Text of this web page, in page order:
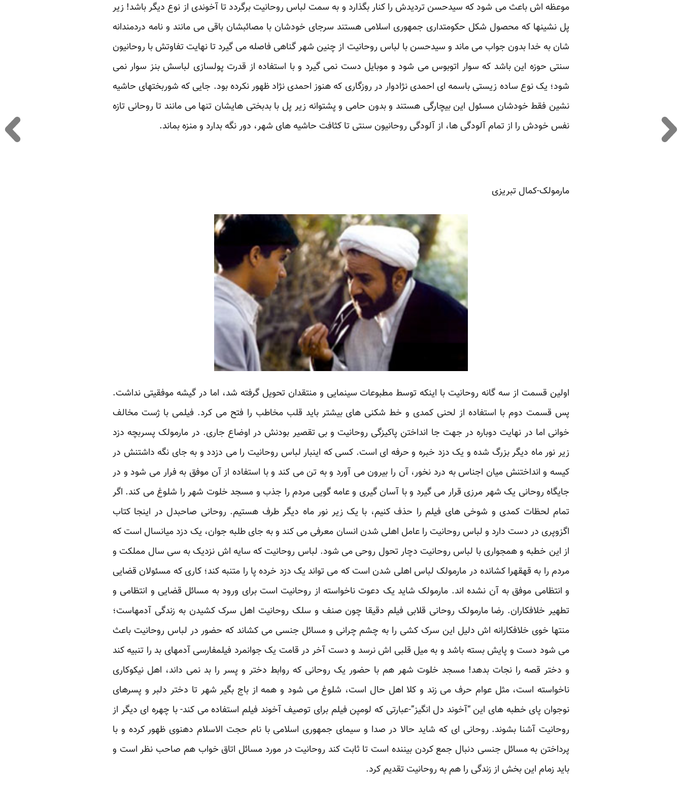
موعظه اش باعث می شود که سیدحسن تردیدش را کنار بگذارد و به سمت لباس روحانیت برگردد تا آخوندی از نوع دیگر باشد! زیر
پل نشینها که محصول شکل حکومتداری جمهوری اسلامی هستند سرجای خودشان با مصائبشان باقی می مانند و نامه دردمندانه
شان به خدا بدون جواب می ماند و سیدحسن با لباس روحانیت از چنین شهر گناهی فاصله می گیرد تا نهایت تفاوتش با روحانیون
سنتی حوزه این باشد که سوار اتوبوس می شود و موبایل دست نمی گیرد و با استفاده از قدرت پولسازی لباسش بنز سوار نمی
شود؛ یک نوع ساده زیستی باسمه ای احمدی نژادوار در روزگاری که هنوز احمدی نژاد ظهور نکرده بود. جایی که شوربختهای حاشیه
نشین فقط خودشان مسئول این بیچارگی هستند و بدون حامی و پشتوانه زیر پل با بدبختی هایشان تنها می مانند تا روحانی تازه
نفس خودش را از تمام آلودگی ها، از آلودگی روحانیون سنتی تا کثافت حاشیه های شهر، دور نگه بدارد و منزه بماند.
مارمولک-کمال تبریزی
اولین قسمت از سه گانه روحانیت با اینکه توسط مطبوعات سینمایی و منتقدان تحویل گرفته شد، اما در گیشه موفقیتی نداشت.
پس قسمت دوم با استفاده از لحنی کمدی و خط شکنی های بیشتر باید قلب مخاطب را فتح می کرد. فیلمی با ژست مخالف
خوانی اما در نهایت دوباره در جهت جا انداختن پاکیزگی روحانیت و بی تقصیر بودنش در اوضاع جاری. در مارمولک پسربچه دزد
زیر نور ماه دیگر بزرگ شده و یک دزد خبره و حرفه ای است. کسی که اینبار لباس روحانیت را می دزدد و به جای نگه داشتنش در
کیسه و انداختنش میان اجناس به درد نخور، آن را بیرون می آورد و به تن می کند و با استفاده از آن موفق به فرار می شود و در
جایگاه روحانی یک شهر مرزی قرار می گیرد و با آسان گیری و عامه گویی مردم را جذب و مسجد خلوت شهر را شلوغ می کند. اگر
تمام لحظات کمدی و شوخی های فیلم را حذف کنیم، با یک زیر نور ماه دیگر طرف هستیم. روحانی صاحبدل در اینجا کتاب
اگزوپری در دست دارد و لباس روحانیت را عامل اهلی شدن انسان معرفی می کند و به جای طلبه جوان، یک دزد میانسال است که
از این خطبه و همجواری با لباس روحانیت دچار تحول روحی می شود. لباس روحانیت که سایه اش نزدیک به سی سال مملکت و
مردم را به قهقهرا کشانده در مارمولک لباس اهلی شدن است که می تواند یک دزد خرده پا را متنبه کند؛ کاری که مسئولان قضایی
و انتظامی موفق به آن نشده اند. مارمولک شاید یک دعوت ناخواسته از روحانیت است برای ورود به مسائل قضایی و انتظامی و
تطهیر خلافکاران. رضا مارمولک روحانی قلابی فیلم دقیقا چون صنف و سلک روحانیت اهل سرک کشیدن به زندگی آدمهاست؛
منتها خوی خلافکارانه اش دلیل این سرک کشی را به چشم چرانی و مسائل جنسی می کشاند که حضور در لباس روحانیت باعث
می شود دست و پایش بسته باشد و به میل قلبی اش نرسد و دست آخر در قامت یک جوانمرد فیلمفارسی آدمهای بد را تنبیه کند
و دختر قصه را نجات بدهد! مسجد خلوت شهر هم با حضور یک روحانی که روابط دختر و پسر را بد نمی داند، اهل نیکوکاری
ناخواسته است، مثل عوام حرف می زند و کلا اهل حال است، شلوغ می شود و همه از باج بگیر شهر تا دختر دلبر و پسرهای
نوجوان پای خطبه های این “آخوند دل انگیز”-عبارتی که لومپن فیلم برای توصیف آخوند فیلم استفاده می کند- با چهره ای دیگر از
روحانیت آشنا بشوند. روحانی ای که شاید حالا در صدا و سیمای جمهوری اسلامی با نام حجت الاسلام دهنوی ظهور کرده و با
پرداختن به مسائل جنسی دنبال جمع کردن بیننده است تا ثابت کند روحانیت در مورد مسائل اتاق خواب هم صاحب نظر است و
باید زمام این بخش از زندگی را هم به روحانیت تقدیم کرد.